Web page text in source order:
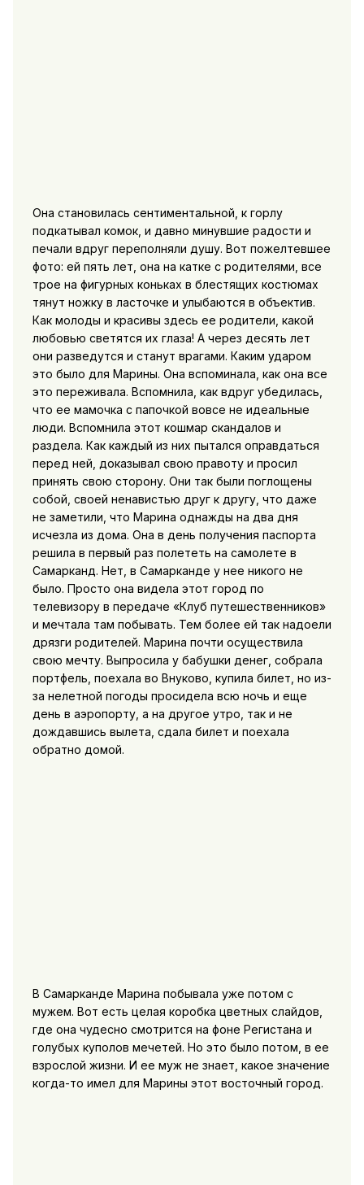
Она становилась сентиментальной, к горлу
подкатывал комок, и давно минувшие радости и
печали вдруг переполняли душу. Вот пожелтевшее
фото: ей пять лет, она на катке с родителями, все
трое на фигурных коньках в блестящих костюмах
тянут ножку в ласточке и улыбаются в объектив.
Как молоды и красивы здесь ее родители, какой
любовью светятся их глаза! А через десять лет
они разведутся и станут врагами. Каким ударом
это было для Марины. Она вспоминала, как она все
это переживала. Вспомнила, как вдруг убедилась,
что ее мамочка с папочкой вовсе не идеальные
люди. Вспомнила этот кошмар скандалов и
раздела. Как каждый из них пытался оправдаться
перед ней, доказывал свою правоту и просил
принять свою сторону. Они так были поглощены
собой, своей ненавистью друг к другу, что даже
не заметили, что Марина однажды на два дня
исчезла из дома. Она в день получения паспорта
решила в первый раз полететь на самолете в
Самарканд. Нет, в Самарканде у нее никого не
было. Просто она видела этот город по
телевизору в передаче «Клуб путешественников»
и мечтала там побывать. Тем более ей так надоели
дрязги родителей. Марина почти осуществила
свою мечту. Выпросила у бабушки денег, собрала
портфель, поехала во Внуково, купила билет, но из-
за нелетной погоды просидела всю ночь и еще
день в аэропорту, а на другое утро, так и не
дождавшись вылета, сдала билет и поехала
обратно домой.
В Самарканде Марина побывала уже потом с
мужем. Вот есть целая коробка цветных слайдов,
где она чудесно смотрится на фоне Регистана и
голубых куполов мечетей. Но это было потом, в ее
взрослой жизни. И ее муж не знает, какое значение
когда-то имел для Марины этот восточный город.